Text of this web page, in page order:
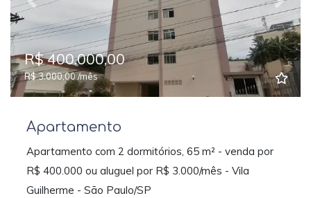
Previous Next
R$ 400.000,00
R$ 3.000,00 /mês
Apartamento
Apartamento com 2 dormitórios, 65 m² - venda por
R$ 400.000 ou aluguel por R$ 3.000/mês - Vila
Guilherme - São Paulo/SP